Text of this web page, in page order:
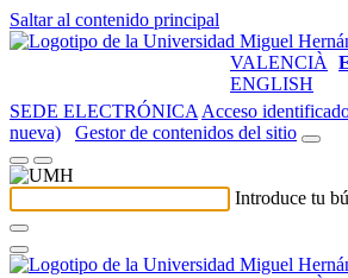
Saltar al contenido principal
VALENCIÀ
ENGLISH
SEDE ELECTRÓNICA Acceso
nueva)
Gestor de contenidos del sitio
Introduce tu